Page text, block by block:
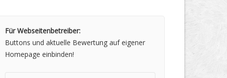
Für Webseitenbetreiber:
Buttons und aktuelle Bewertung auf eigener
Homepage einbinden!